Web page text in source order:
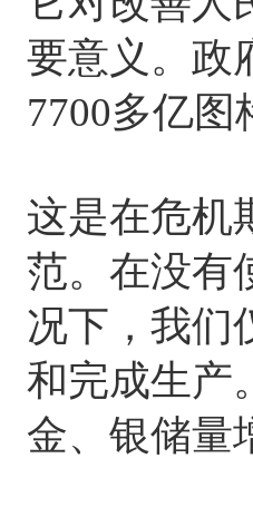
要意义。政
7700多亿
这是在危机
范。在没有
况下，我们
和完成生产
金、银储量